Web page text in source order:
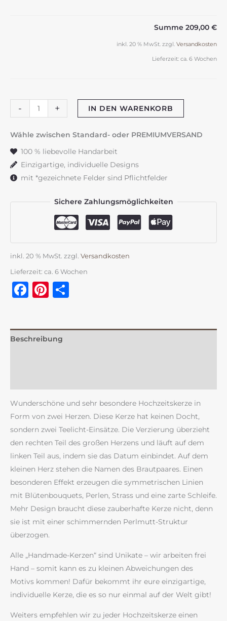
Summe 209,00 €
inkl. 20 % MwSt. zzgl. Versandkosten
Lieferzeit: ca. 6 Wochen
-
Hochzeitskerze
"Doppelherz"
Symmetry
+ IN DEN WARENKORB
Wähle zwischen Standard- oder PREMIUMVERSAND
100 % liebevolle Handarbeit
Einzigartige, individuelle Designs
mit *gezeichnete Felder sind Pflichtfelder
Sichere Zahlungsmöglichkeiten
inkl. 20 % MwSt. zzgl. Versandkosten
Lieferzeit: ca. 6 Wochen
Facebook
Pinterest
Beschreibung
Wunderschöne und sehr besondere Hochzeitskerze in
Form von zwei Herzen. Diese Kerze hat keinen Docht,
sondern zwei Teelicht-Einsätze. Die Verzierung überzieht
den rechten Teil des großen Herzens und läuft auf dem
linken Teil aus, indem sie das Datum einbindet. Auf dem
kleinen Herz stehen die Namen des Brautpaares. Einen
besonderen Effekt erzeugen die symmetrischen Linien
mit Blütenbouquets, Perlen, Strass und eine zarte Schleife.
Mehr Design braucht diese zauberhafte Kerze nicht, denn
sie ist mit einer schimmernden Perlmutt-Struktur
überzogen.
Alle „Handmade-Kerzen“ sind Unikate – wir arbeiten frei
Hand – somit kann es zu kleinen Abweichungen des
Motivs kommen! Dafür bekommt ihr eure einzigartige,
individuelle Kerze, die es so nur einmal auf der Welt gibt!
Weiters empfehlen wir zu jeder Hochzeitskerze einen